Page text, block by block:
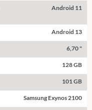
Android 11
Android 13
6,70 "
128 GB
101 GB
Samsung Exynos 2100